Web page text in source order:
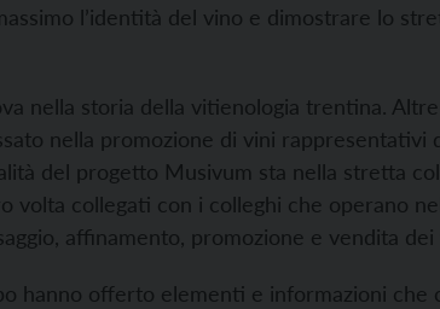
l’identità del vino e dimostrare lo
nella storia della vitienologia trentina.
nella promozione di vini rappresentativi
del progetto Musivum sta nella stretta
volta collegati con i colleghi che operano
affinamento, promozione e vendita dei
hanno offerto elementi e informazioni che